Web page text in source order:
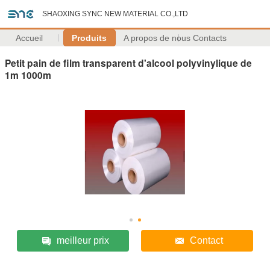
SHAOXING SYNC NEW MATERIAL CO.,LTD
Accueil Produits A propos de nous Contacts
Petit pain de film transparent d'alcool polyvinylique de
1m 1000m
meilleur prix Contact